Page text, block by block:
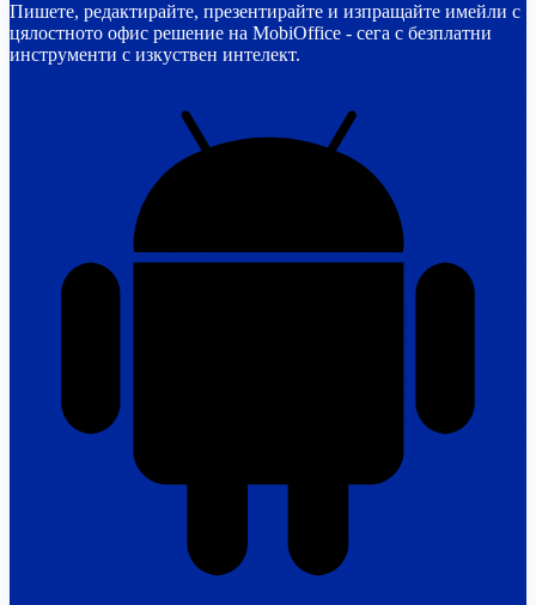
Пишете, редактирайте, презентирайте и изпращайте имейли с
цялостното офис решение на MobiOffice - сега с безплатни
инструменти с изкуствен интелект.